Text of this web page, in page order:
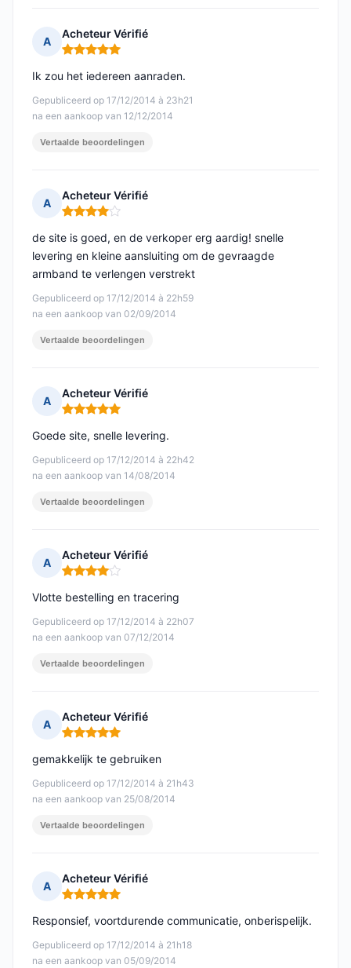
A
Acheteur Vérifié
Opmerking: 5 van 5
Gepubliceerd op 17/12/2014 à 23h21
na een aankoop van 12/12/2014
Ik zou het iedereen aanraden.
Vertaalde beoordelingen
A
Acheteur Vérifié
Opmerking: 4 van 5
Gepubliceerd op 17/12/2014 à 22h59
na een aankoop van 02/09/2014
de site is goed, en de verkoper erg aardig! snelle
levering en kleine aansluiting om de gevraagde
armband te verlengen verstrekt
Vertaalde beoordelingen
A
Acheteur Vérifié
Opmerking: 5 van 5
Gepubliceerd op 17/12/2014 à 22h42
na een aankoop van 14/08/2014
Goede site, snelle levering.
Vertaalde beoordelingen
A
Acheteur Vérifié
Opmerking: 4 van 5
Gepubliceerd op 17/12/2014 à 22h07
na een aankoop van 07/12/2014
Vlotte bestelling en tracering
Vertaalde beoordelingen
A
Acheteur Vérifié
Opmerking: 5 van 5
Gepubliceerd op 17/12/2014 à 21h43
na een aankoop van 25/08/2014
gemakkelijk te gebruiken
Vertaalde beoordelingen
A
Acheteur Vérifié
Opmerking: 5 van 5
Gepubliceerd op 17/12/2014 à 21h18
na een aankoop van 05/09/2014
Responsief, voortdurende communicatie, onberispelijk.